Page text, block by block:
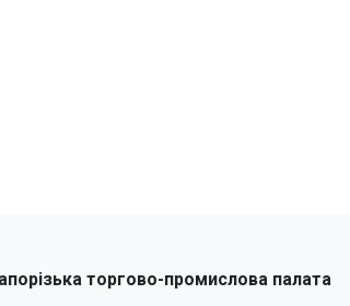
торгово-промислова палата